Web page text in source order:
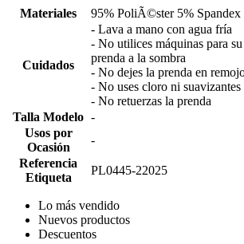
Materiales 95% PoliÃ©ster 5% Spandex
Cuidados
- Lava a mano con agua fría
- No utilices máquinas para
prenda a la sombra
- No dejes la prenda en
- No uses cloro ni suavizantes
- No retuerzas la prenda
Talla Modelo -
Usos por
Ocasión
-
Referencia
Etiqueta
PL0445-22025
Lo más vendido
Nuevos productos
Descuentos